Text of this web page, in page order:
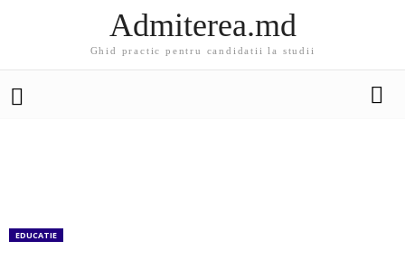
Admiterea.md
Ghid practic pentru candidatii la studii
EDUCATIE